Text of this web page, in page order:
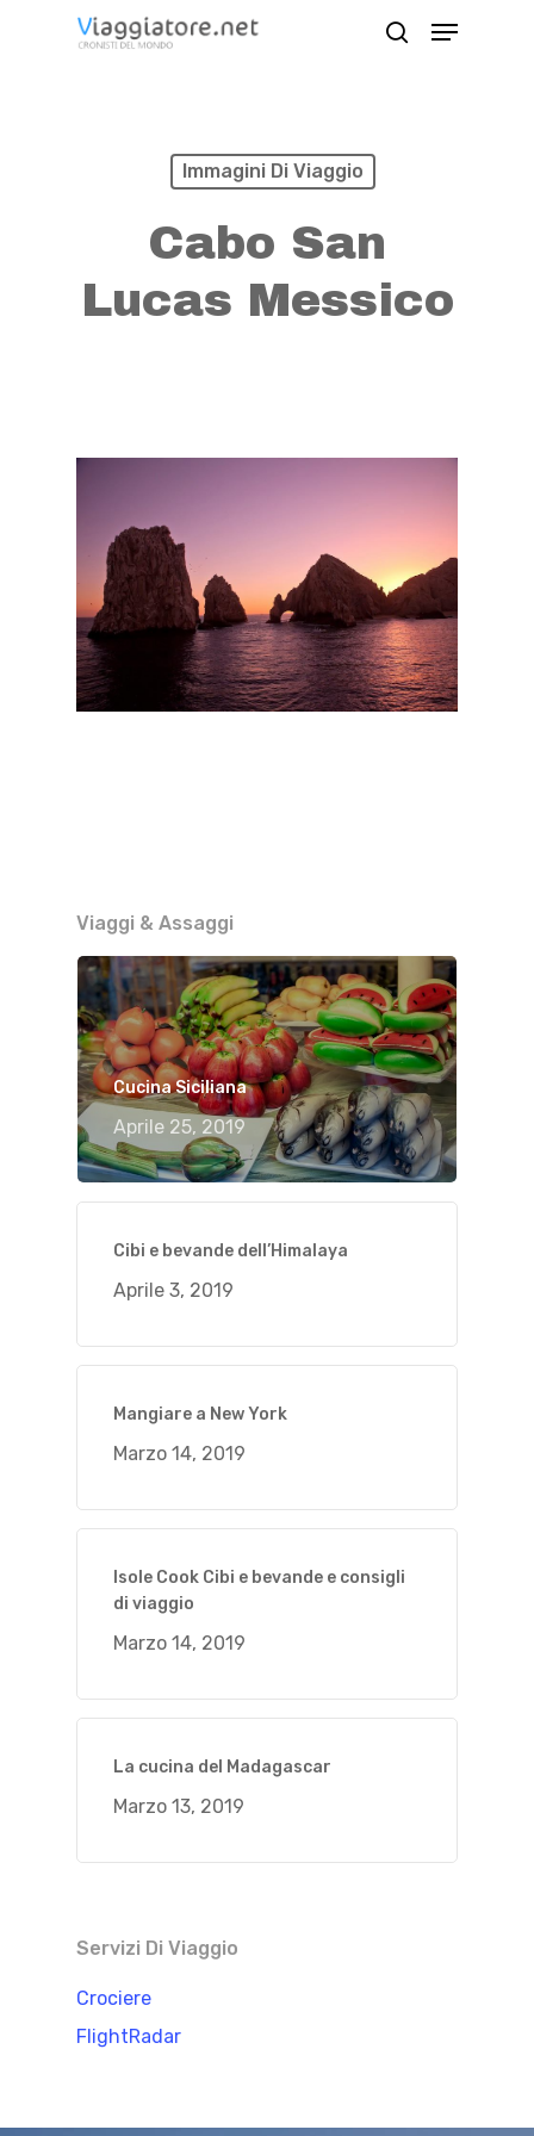
Menu
Immagini Di Viaggio
Cabo San
Lucas Messico
Viaggi & Assaggi
Cucina Siciliana
Aprile 25, 2019
Cibi e bevande dell’Himalaya
Aprile 3, 2019
Mangiare a New York
Marzo 14, 2019
Isole Cook Cibi e bevande e consigli
di viaggio
Marzo 14, 2019
La cucina del Madagascar
Marzo 13, 2019
Servizi Di Viaggio
Crociere
FlightRadar